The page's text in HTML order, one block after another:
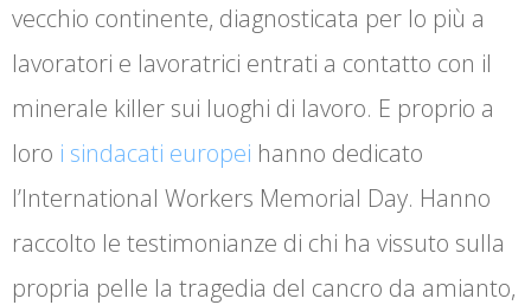
vecchio continente, diagnosticata per lo più a
lavoratori e lavoratrici entrati a contatto con il
minerale killer sui luoghi di lavoro. E proprio a
loro i sindacati europei hanno dedicato
l’International Workers Memorial Day. Hanno
raccolto le testimonianze di chi ha vissuto sulla
propria pelle la tragedia del cancro da amianto,